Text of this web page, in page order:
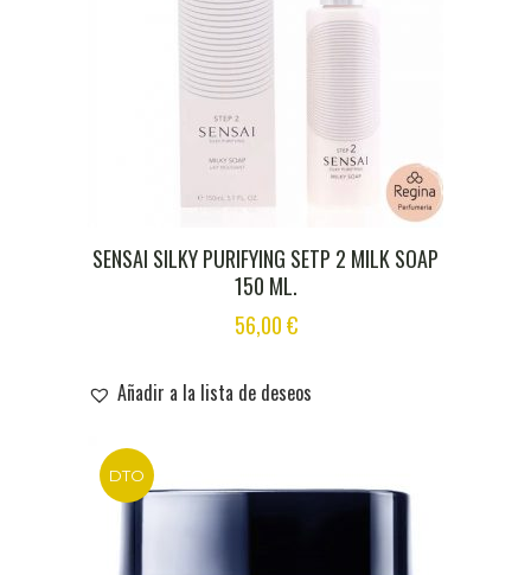
SENSAI SILKY PURIFYING SETP 2 MILK SOAP
150 ML.
56,00€
Añadir a la lista de deseos
DTO